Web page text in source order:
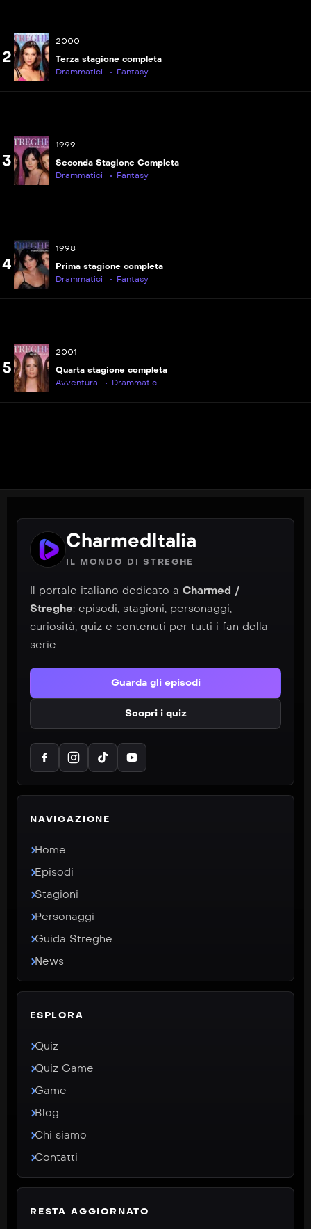
S07E21
La morte ti fa strega
S07E22
2
2000
Terza stagione completa
Drammatici
Fantasy
3
1999
Seconda Stagione Completa
Drammatici
Fantasy
4
1998
Prima stagione completa
Drammatici
Fantasy
5
2001
Quarta stagione completa
Avventura
Drammatici
CharmedItalia
IL MONDO DI STREGHE
Il portale italiano dedicato a Charmed /
Streghe: episodi, stagioni, personaggi,
curiosità, quiz e contenuti per tutti i fan della
serie.
Guarda gli episodi
Scopri i quiz
NAVIGAZIONE
Home
Episodi
Stagioni
Personaggi
Guida Streghe
News
ESPLORA
Quiz
Quiz Game
Game
Blog
Chi siamo
Contatti
RESTA AGGIORNATO